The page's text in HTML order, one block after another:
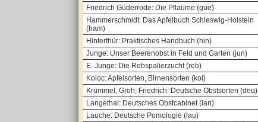
Friedrich Güderrode: Die Pflaume (gue)
Hammerschmidt: Das Apfelbuch Schleswig-Holstein
(ham)
Hinterthür: Praktisches Handbuch (hin)
Junge: Unser Beerenobst in Feld und Garten (jun)
E. Junge: Die Rebspalierzucht (reb)
Koloc: Apfelsorten, Birnensorten (kol)
Krümmel, Groh, Friedrich: Deutsche Obstsorten (deu)
Langethal: Deutsches Obstcabinet (lan)
Lauche: Deutsche Pomologie (lau)